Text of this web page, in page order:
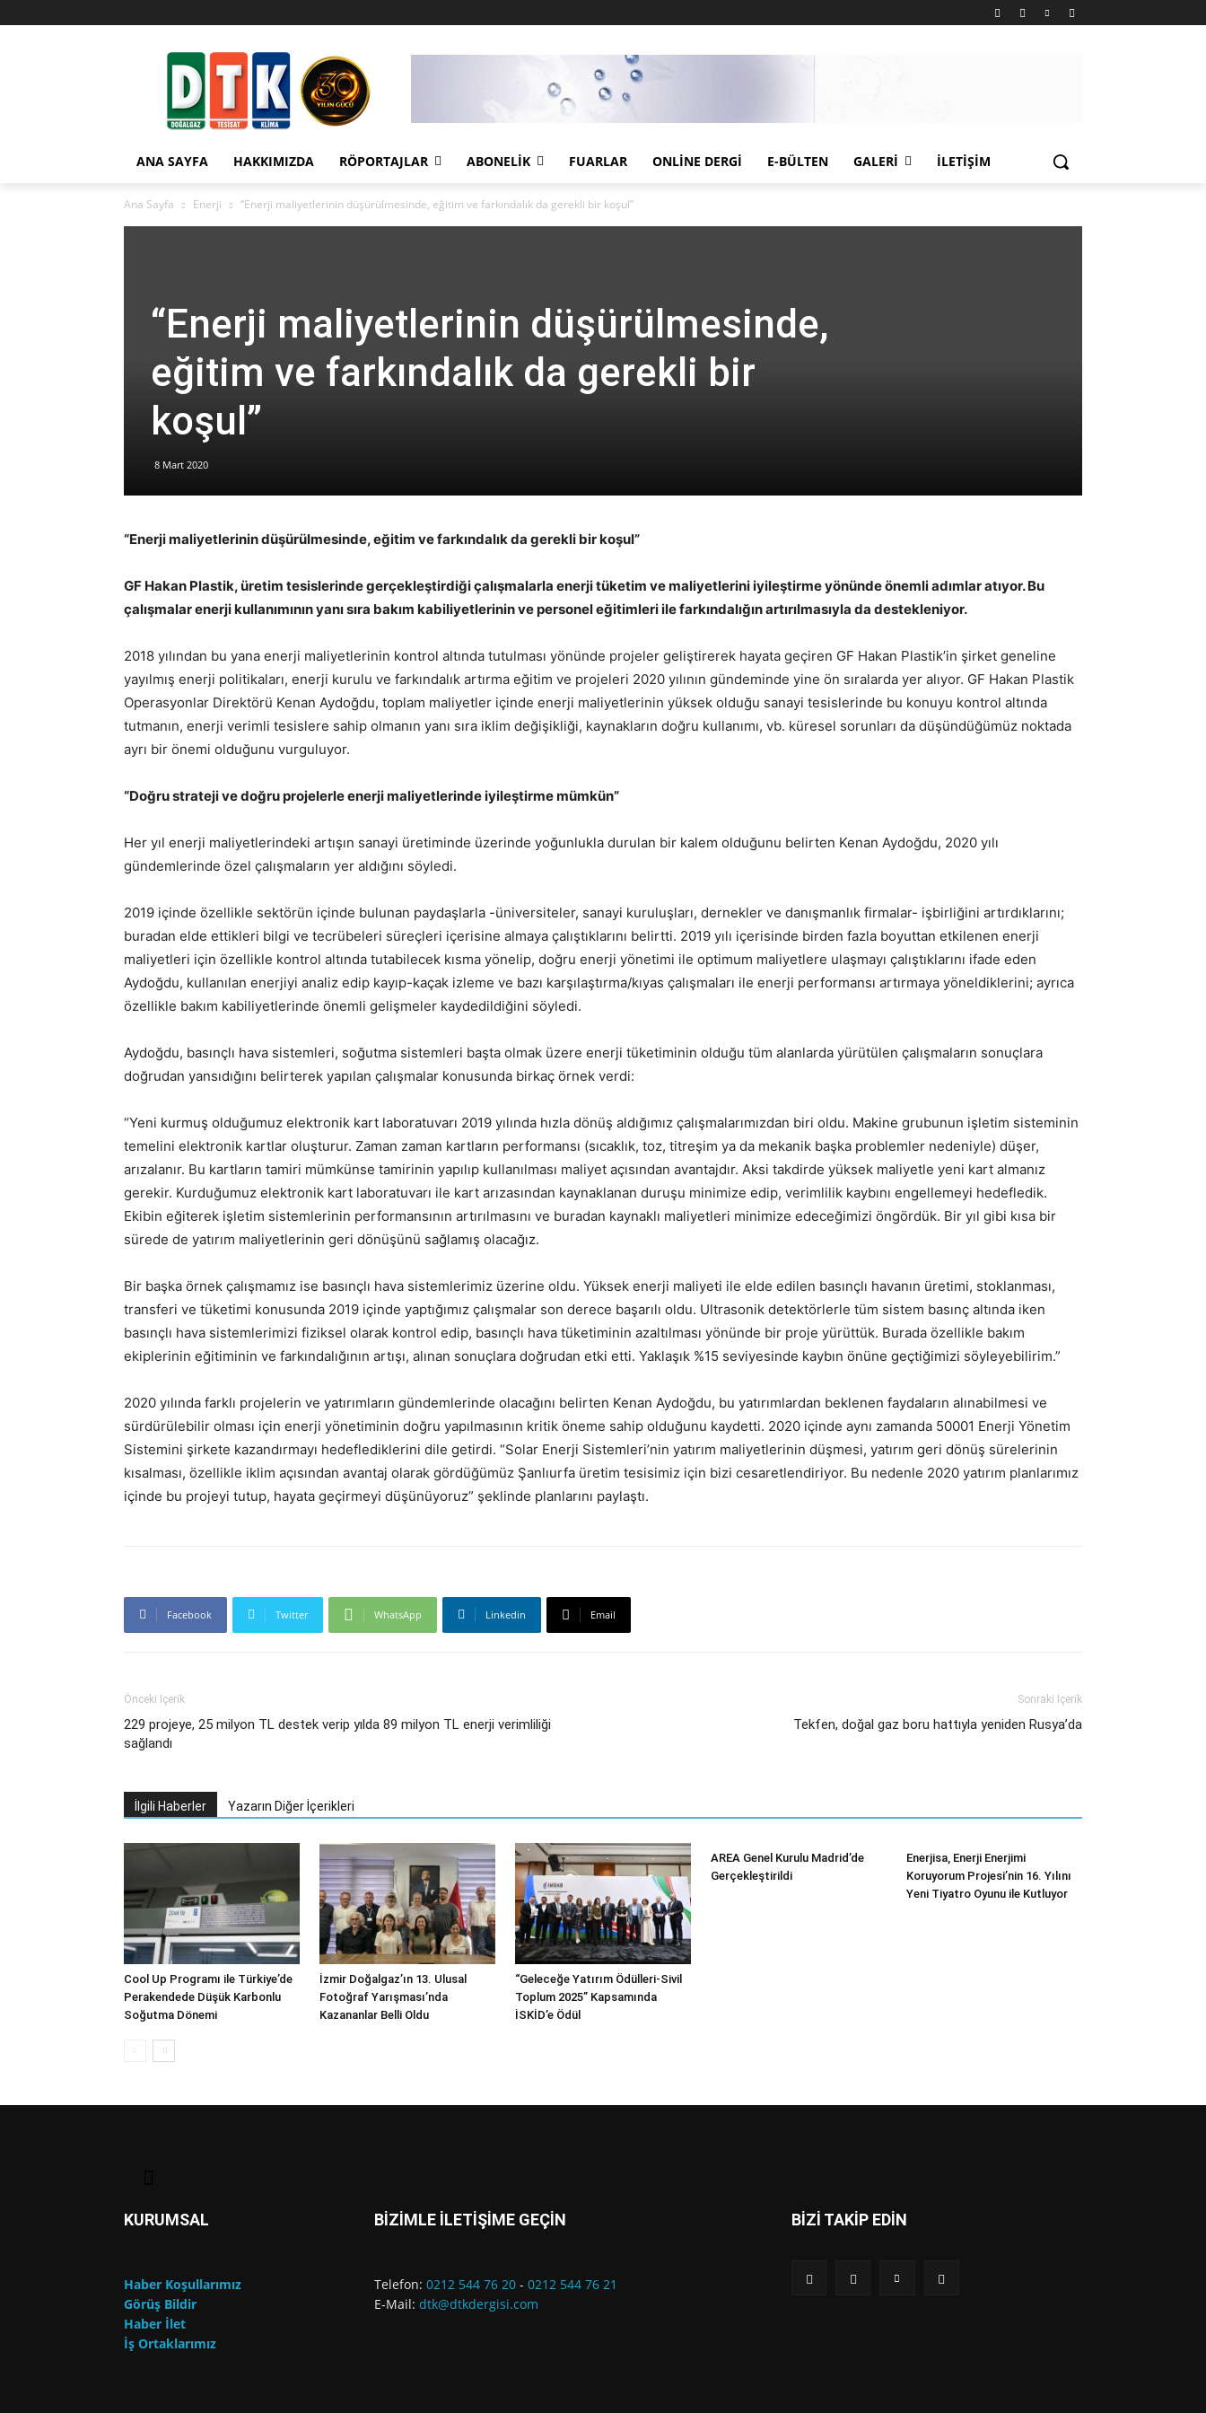
ANA SAYFA HAKKIMIZDA RÖPORTAJLAR ABONELIK FUARLAR ONLINE DERGI E-BÜLTEN GALERI İLETIŞIM
Ana Sayfa Enerji “Enerji maliyetlerinin düşürülmesinde, eğitim ve farkındalık da gerekli bir koşul”
“Enerji maliyetlerinin düşürülmesinde,
eğitim ve farkındalık da gerekli bir
koşul”
8 Mart 2020
“Enerji maliyetlerinin düşürülmesinde, eğitim ve farkındalık da gerekli bir koşul”
GF Hakan Plastik, üretim tesislerinde gerçekleştirdiği çalışmalarla enerji tüketim ve maliyetlerini iyileştirme yönünde önemli adımlar atıyor. Bu
çalışmalar enerji kullanımının yanı sıra bakım kabiliyetlerinin ve personel eğitimleri ile farkındalığın artırılmasıyla da destekleniyor.
2018 yılından bu yana enerji maliyetlerinin kontrol altında tutulması yönünde projeler geliştirerek hayata geçiren GF Hakan Plastik’in şirket geneline
yayılmış enerji politikaları, enerji kurulu ve farkındalık artırma eğitim ve projeleri 2020 yılının gündeminde yine ön sıralarda yer alıyor. GF Hakan Plastik
Operasyonlar Direktörü Kenan Aydoğdu, toplam maliyetler içinde enerji maliyetlerinin yüksek olduğu sanayi tesislerinde bu konuyu kontrol altında
tutmanın, enerji verimli tesislere sahip olmanın yanı sıra iklim değişikliği, kaynakların doğru kullanımı, vb. küresel sorunları da düşündüğümüz noktada
ayrı bir önemi olduğunu vurguluyor.
“Doğru strateji ve doğru projelerle enerji maliyetlerinde iyileştirme mümkün”
Her yıl enerji maliyetlerindeki artışın sanayi üretiminde üzerinde yoğunlukla durulan bir kalem olduğunu belirten Kenan Aydoğdu, 2020 yılı
gündemlerinde özel çalışmaların yer aldığını söyledi.
2019 içinde özellikle sektörün içinde bulunan paydaşlarla -üniversiteler, sanayi kuruluşları, dernekler ve danışmanlık firmalar- işbirliğini artırdıklarını;
buradan elde ettikleri bilgi ve tecrübeleri süreçleri içerisine almaya çalıştıklarını belirtti. 2019 yılı içerisinde birden fazla boyuttan etkilenen enerji
maliyetleri için özellikle kontrol altında tutabilecek kısma yönelip, doğru enerji yönetimi ile optimum maliyetlere ulaşmayı çalıştıklarını ifade eden
Aydoğdu, kullanılan enerjiyi analiz edip kayıp-kaçak izleme ve bazı karşılaştırma/kıyas çalışmaları ile enerji performansı artırmaya yöneldiklerini; ayrıca
özellikle bakım kabiliyetlerinde önemli gelişmeler kaydedildiğini söyledi.
Aydoğdu, basınçlı hava sistemleri, soğutma sistemleri başta olmak üzere enerji tüketiminin olduğu tüm alanlarda yürütülen çalışmaların sonuçlara
doğrudan yansıdığını belirterek yapılan çalışmalar konusunda birkaç örnek verdi:
“Yeni kurmuş olduğumuz elektronik kart laboratuvarı 2019 yılında hızla dönüş aldığımız çalışmalarımızdan biri oldu. Makine grubunun işletim sisteminin
temelini elektronik kartlar oluşturur. Zaman zaman kartların performansı (sıcaklık, toz, titreşim ya da mekanik başka problemler nedeniyle) düşer,
arızalanır. Bu kartların tamiri mümkünse tamirinin yapılıp kullanılması maliyet açısından avantajdır. Aksi takdirde yüksek maliyetle yeni kart almanız
gerekir. Kurduğumuz elektronik kart laboratuvarı ile kart arızasından kaynaklanan duruşu minimize edip, verimlilik kaybını engellemeyi hedefledik.
Ekibin eğiterek işletim sistemlerinin performansının artırılmasını ve buradan kaynaklı maliyetleri minimize edeceğimizi öngördük. Bir yıl gibi kısa bir
sürede de yatırım maliyetlerinin geri dönüşünü sağlamış olacağız.
Bir başka örnek çalışmamız ise basınçlı hava sistemlerimiz üzerine oldu. Yüksek enerji maliyeti ile elde edilen basınçlı havanın üretimi, stoklanması,
transferi ve tüketimi konusunda 2019 içinde yaptığımız çalışmalar son derece başarılı oldu. Ultrasonik detektörlerle tüm sistem basınç altında iken
basınçlı hava sistemlerimizi fiziksel olarak kontrol edip, basınçlı hava tüketiminin azaltılması yönünde bir proje yürüttük. Burada özellikle bakım
ekiplerinin eğitiminin ve farkındalığının artışı, alınan sonuçlara doğrudan etki etti. Yaklaşık %15 seviyesinde kaybın önüne geçtiğimizi söyleyebilirim.”
2020 yılında farklı projelerin ve yatırımların gündemlerinde olacağını belirten Kenan Aydoğdu, bu yatırımlardan beklenen faydaların alınabilmesi ve
sürdürülebilir olması için enerji yönetiminin doğru yapılmasının kritik öneme sahip olduğunu kaydetti. 2020 içinde aynı zamanda 50001 Enerji Yönetim
Sistemini şirkete kazandırmayı hedeflediklerini dile getirdi. “Solar Enerji Sistemleri’nin yatırım maliyetlerinin düşmesi, yatırım geri dönüş sürelerinin
kısalması, özellikle iklim açısından avantaj olarak gördüğümüz Şanlıurfa üretim tesisimiz için bizi cesaretlendiriyor. Bu nedenle 2020 yatırım planlarımız
içinde bu projeyi tutup, hayata geçirmeyi düşünüyoruz” şeklinde planlarını paylaştı.
Facebook Twitter WhatsApp Linkedin Email
Önceki İçerik
229 projeye, 25 milyon TL destek verip yılda 89 milyon TL enerji verimliliği
sağlandı
Sonraki İçerik
Tekfen, doğal gaz boru hattıyla yeniden Rusya’da
İlgili Haberler Yazarın Diğer İçerikleri
Cool Up Programı ile Türkiye’de
Perakendede Düşük Karbonlu
Soğutma Dönemi
İzmir Doğalgaz’ın 13. Ulusal
Fotoğraf Yarışması’nda
Kazananlar Belli Oldu
“Geleceğe Yatırım Ödülleri-Sivil
Toplum 2025” Kapsamında
İSKİD’e Ödül
AREA Genel Kurulu Madrid’de
Gerçekleştirildi
Enerjisa, Enerji Enerjimi
Koruyorum Projesi’nin 16. Yılını
Yeni Tiyatro Oyunu ile Kutluyor
KURUMSAL
Haber Koşullarımız
Görüş Bildir
Haber İlet
İş Ortaklarımız
BİZİMLE İLETİŞİME GEÇİN
Telefon: 0212 544 76 20 - 0212 544 76 21
E-Mail: dtk@dtkdergisi.com
BİZİ TAKİP EDİN